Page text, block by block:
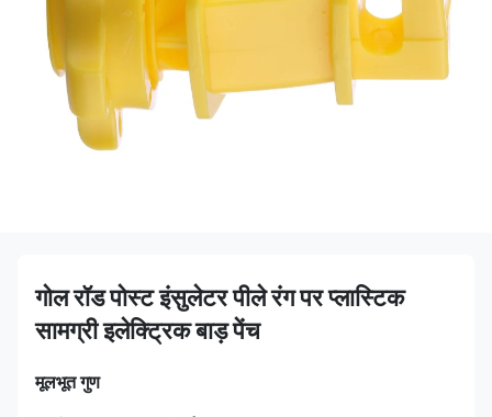
गोल रॉड पोस्ट इंसुलेटर पीले रंग पर प्लास्टिक
सामग्री इलेक्ट्रिक बाड़ पेंच
मूलभूत गुण